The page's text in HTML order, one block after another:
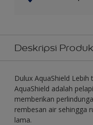
Deskripsi Produk
Dulux AquaShield
AquaShield adalah
memberikan
rembesan air sehingga
lama.